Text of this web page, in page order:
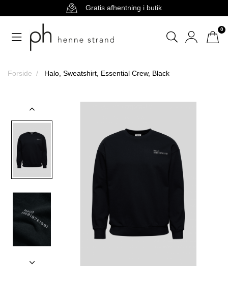
Gratis afhentning i butik
0
Forside Halo, Sweatshirt, Essential Crew, Black